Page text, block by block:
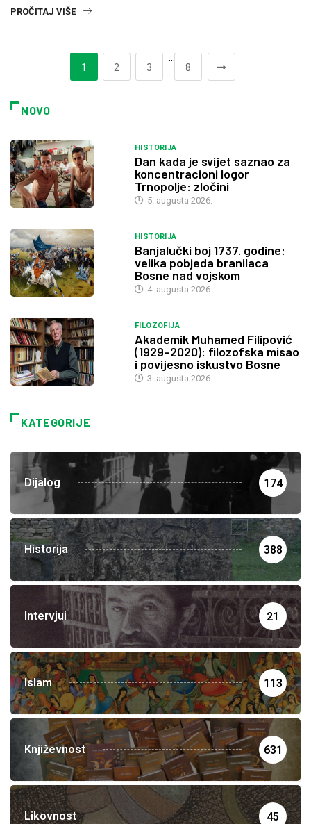
PROČITAJ VIŠE
1 2 3
8
NOVO
HISTORIJA
Dan kada je svijet saznao za
koncentracioni logor
Trnopolje: zločini
5. augusta 2026.
HISTORIJA
Banjalučki boj 1737. godine:
velika pobjeda branilaca
Bosne nad vojskom
4. augusta 2026.
FILOZOFIJA
Akademik Muhamed Filipović
(1929–2020): filozofska misao
i povijesno iskustvo Bosne
3. augusta 2026.
KATEGORIJE
Dijalog 174
Historija 388
Intervjui 21
Islam 113
Književnost 631
Likovnost 45